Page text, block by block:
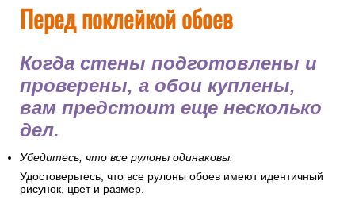
Перед поклейкой обоев
Когда стены подготовлены и
проверены, а обои куплены,
вам предстоит еще несколько
дел.
Убедитесь, что все рулоны одинаковы.
Удостоверьтесь, что все рулоны обоев имеют идентичный
рисунок, цвет и размер.